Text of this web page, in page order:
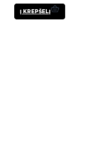
Į KREPŠELĮ